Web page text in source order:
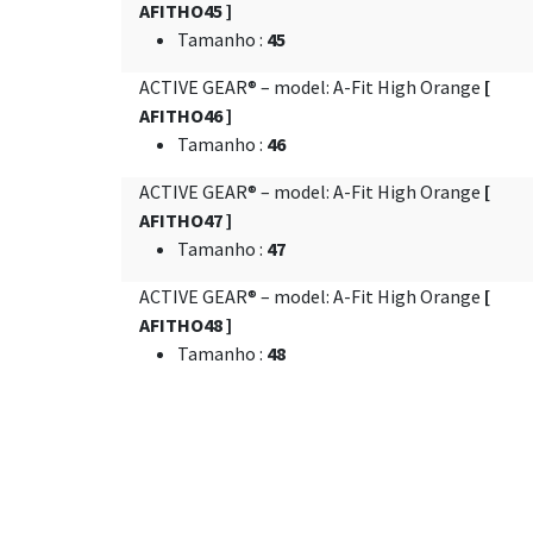
AFITHO45 ]
Tamanho : 45
ACTIVE GEAR® – model: A-Fit High Orange [
AFITHO46 ]
Tamanho : 46
ACTIVE GEAR® – model: A-Fit High Orange [
AFITHO47 ]
Tamanho : 47
ACTIVE GEAR® – model: A-Fit High Orange [
AFITHO48 ]
Tamanho : 48